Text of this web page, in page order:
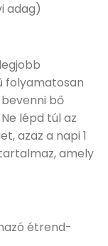
adag)
folyamatosan
bő
lépd túl az
azaz a napi 1
amely
étrend-